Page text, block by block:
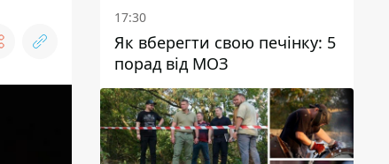
17:30
Як вберегти свою печінку: 5
порад від МОЗ